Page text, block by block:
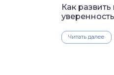
Как
Читать далее